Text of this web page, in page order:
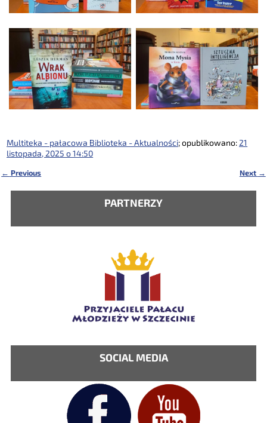
Multiteka - pałacowa Biblioteka - Aktualności; opublikowano: 21
listopada, 2025 o 14:50
← Previous Next →
PARTNERZY
SOCIAL MEDIA